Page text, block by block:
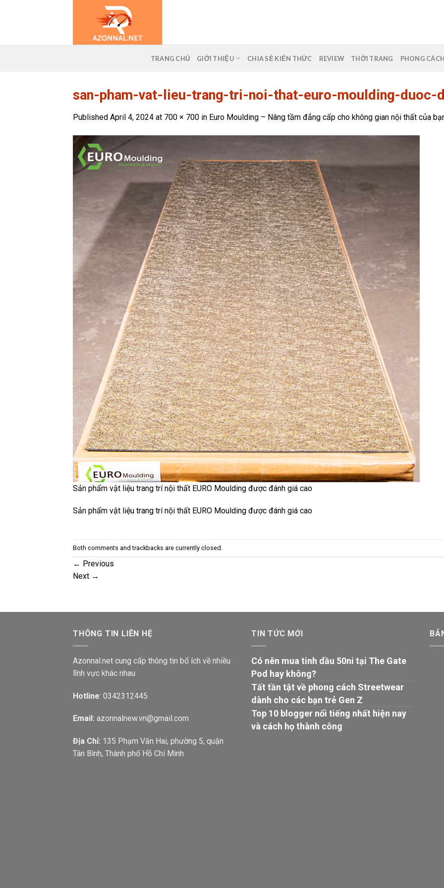
TRANG CHỦ GIỚI THIỆU CHIA SẺ KIẾN THỨC REVIEW THỜI TRANG PHONG
san-pham-vat-lieu-trang-tri-noi-that-euro-moulding-duoc-
Published April 4, 2024 at 700 × 700 in Euro Moulding – Nâng tầm đẳng cấp cho không gian nội thất của
Sản phẩm vật liệu trang trí nội thất EURO Moulding được đánh giá cao
Sản phẩm vật liệu trang trí nội thất EURO Moulding được đánh giá cao
Both comments and trackbacks are currently closed.
← Previous
Next →
THÔNG TIN LIÊN HỆ
Azonnal.net cung cấp thông tin bổ ích về nhiều
lĩnh vực khác nhau
Hotline: 0342312445
Email: azonnalnew.vn@gmail.com
Địa Chỉ: 135 Phạm Văn Hai, phường 5, quận
Tân Bình, Thành phố Hồ Chí Minh
TIN TỨC MỚI
Có nên mua tinh dầu 50ni tại The Gate
Pod hay không?
Tất tần tật về phong cách Streetwear
dành cho các bạn trẻ Gen Z
Top 10 blogger nổi tiếng nhất hiện nay
và cách họ thành công